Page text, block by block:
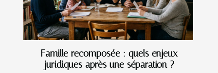
Famille recomposée : quels enjeux
juridiques après une séparation ?